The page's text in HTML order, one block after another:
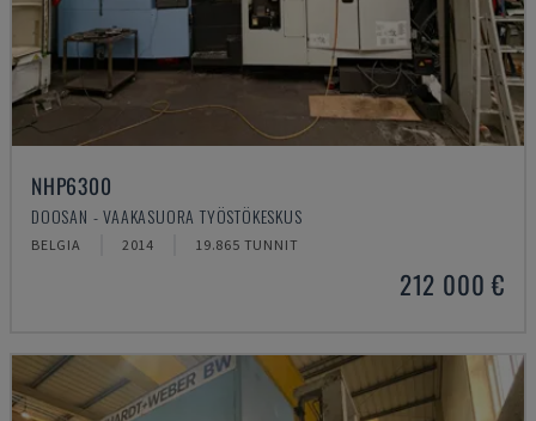
NHP6300
DOOSAN - VAAKASUORA TYÖSTÖKESKUS
BELGIA 2014 19.865 TUNNIT
212 000 €